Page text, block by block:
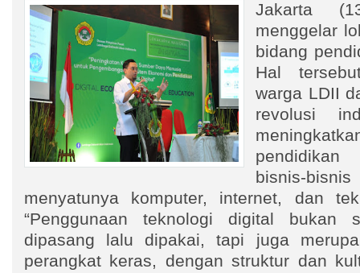
Jakarta
menggelar
bidang
Hal
warga LDII
revolusi
pendidikan
bisnis-
menyatunya komputer, internet, dan
“Penggunaan teknologi digital bukan
dipasang lalu dipakai, tapi juga
perangkat keras, dengan struktur dan